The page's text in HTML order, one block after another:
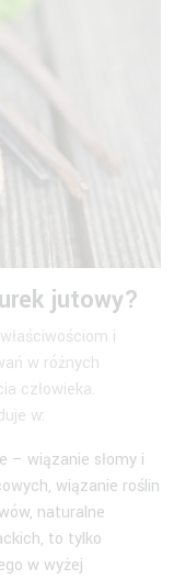
jutowy?
i
w różnych
człowieka.
w:
– wiązanie słomy i
wiązanie roślin
naturalne
to tylko
w wyżej